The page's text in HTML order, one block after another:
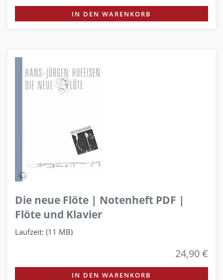
IN DEN WARENKORB
Die neue Flöte | Notenheft PDF |
Flöte und Klavier
Laufzeit: (11 MB)
24,90 €
IN DEN WARENKORB